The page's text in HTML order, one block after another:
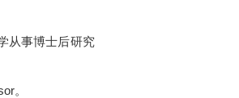
从事博士后研究
。